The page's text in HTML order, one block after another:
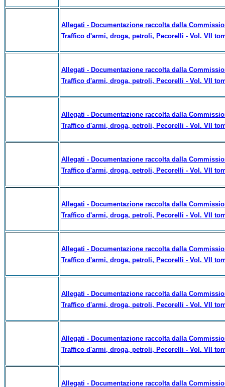
Allegati - Documentazione raccolta dalla
Traffico d'armi, droga, petroli, Pecorelli - Vol. VII
Allegati - Documentazione raccolta dalla
Traffico d'armi, droga, petroli, Pecorelli - Vol. VII
Allegati - Documentazione raccolta dalla
Traffico d'armi, droga, petroli, Pecorelli - Vol. VII
Allegati - Documentazione raccolta dalla
Traffico d'armi, droga, petroli, Pecorelli - Vol. VII
Allegati - Documentazione raccolta dalla
Traffico d'armi, droga, petroli, Pecorelli - Vol. VII
Allegati - Documentazione raccolta dalla
Traffico d'armi, droga, petroli, Pecorelli - Vol. VII
Allegati - Documentazione raccolta dalla
Traffico d'armi, droga, petroli, Pecorelli - Vol. VII
Allegati - Documentazione raccolta dalla
Traffico d'armi, droga, petroli, Pecorelli - Vol. VII
Allegati - Documentazione raccolta dalla